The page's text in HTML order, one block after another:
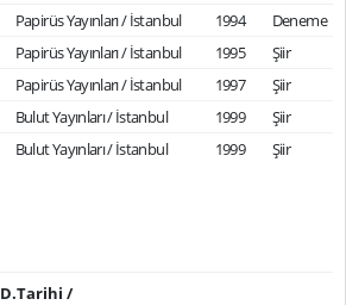
Papirüs Yayınları / İstanbul 1994
Deneme
Papirüs Yayınları / İstanbul 1995
Şiir
Papirüs Yayınları / İstanbul 1997
Şiir
Bulut Yayınları / İstanbul 1999
Şiir
Bulut Yayınları / İstanbul 1999 Şiir
D.Tarihi /